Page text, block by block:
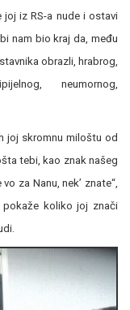
joj iz RS-a nude i ostavi
nam bio kraj da, među
obrazli, hrabrog,
neumornog,
joj skromnu miloštu od
tebi, kao znak našeg
za Nanu, nek’ znate“,
koliko joj znači